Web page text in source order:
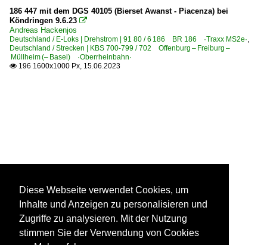
186 447 mit dem DGS 40105 (Bierset Awanst - Piacenza) bei
Köndringen 9.6.23 
Andreas Hackenjos
Deutschland / E-Loks | Drehstrom | 91 80 / 6 186 BR 186 ·Traxx MS2e·,
Deutschland / Strecken | KBS 700-799 / 702 Offenburg – Freiburg –
Müllheim (– Basel) ·Oberrheinbahn·
 196 1600x1000 Px, 15.06.2023
Diese Webseite verwendet Cookies, um
Inhalte und Anzeigen zu personalisieren und
Zugriffe zu analysieren. Mit der Nutzung
stimmen Sie der Verwendung von Cookies